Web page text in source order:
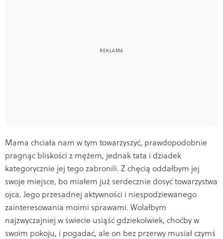
Mama chciała nam w tym towarzyszyć, prawdopodobnie
pragnąc bliskości z mężem, jednak tata i dziadek
kategorycznie jej tego zabronili. Z chęcią oddałbym jej
swoje miejsce, bo miałem już serdecznie dosyć towarzystwa
ojca. Jego przesadnej aktywności i niespodziewanego
zainteresowania moimi sprawami. Wolałbym
najzwyczajniej w świecie usiąść gdziekolwiek, choćby w
swoim pokoju, i pogadać, ale on bez przerwy musiał czymś